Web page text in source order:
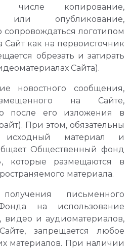
копирование,
или опубликование,
сопровождаться логотипом
как на первоисточник
обрезать и затирать
Сайта).
новостного сообщения,
на Сайте,
после его изложения в
При этом, обязательны
исходный материал и
Общественный фонд
которые размещаются в
материала.
письменного
на использование
видео и аудиоматериалов,
запрещается любое
материалов. При наличии